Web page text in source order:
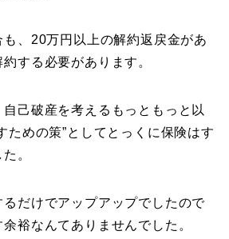
も、20万円以上の解約返戻金があ
する必要があります。
己破産を考えるもっともっと以
ための策”としてとっくに保険はす
。
るだけでアップアップでしたので
裕なんてありませんでした。